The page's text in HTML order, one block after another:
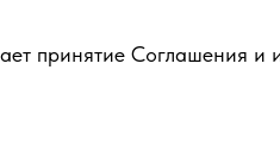
принятие Соглашения и